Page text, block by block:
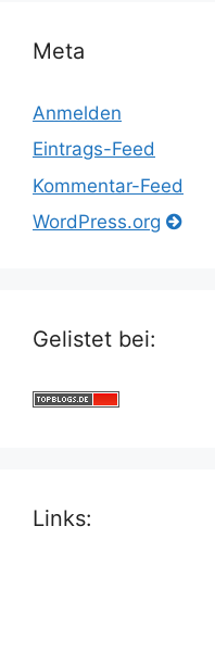
Meta
Anmelden
Eintrags-Feed
Kommentar-Feed
WordPress.org
Gelistet bei:
Links: